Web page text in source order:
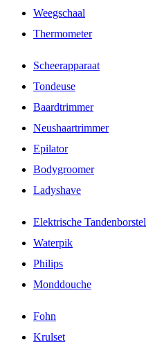
Weegschaal
Thermometer
Scheerapparaat
Tondeuse
Baardtrimmer
Neushaartrimmer
Epilator
Bodygroomer
Ladyshave
Elektrische Tandenborstel
Waterpik
Philips
Monddouche
Fohn
Krulset